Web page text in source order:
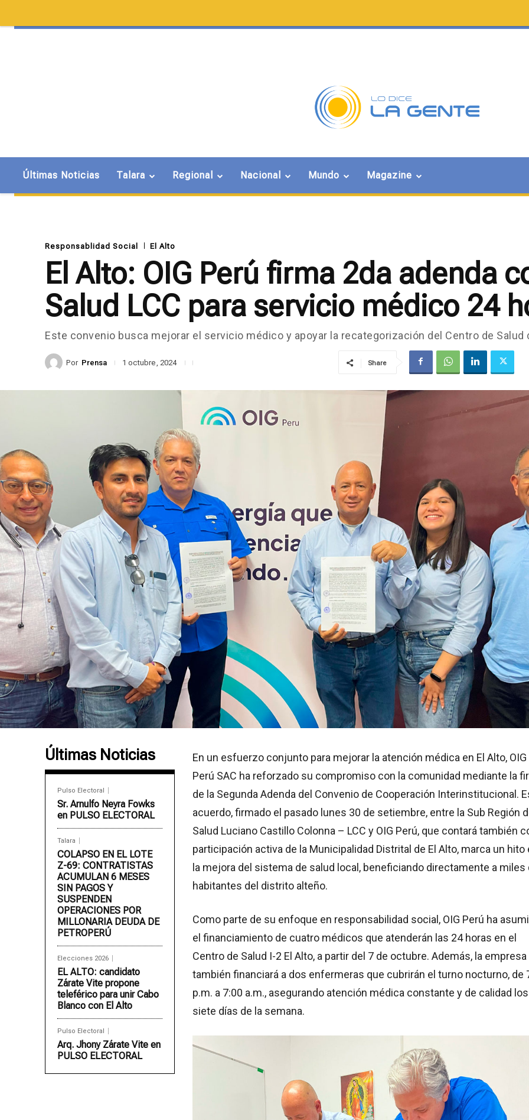
Últimas Noticias Talara Regional Nacional Mundo Magazine
Responsablidad Social El Alto
El Alto: OIG Perú firma 2da adenda
Salud LCC para servicio médico 24
Este convenio busca mejorar el servicio médico y apoyar la recategorización del Centro de Salud
Por Prensa 1 octubre, 2024 Share
Últimas Noticias
Pulso Electoral
Sr. Arnulfo Neyra Fowks
en PULSO ELECTORAL
Talara
COLAPSO EN EL LOTE
Z-69: CONTRATISTAS
ACUMULAN 6 MESES
SIN PAGOS Y
SUSPENDEN
OPERACIONES POR
MILLONARIA DEUDA DE
PETROPERÚ
Elecciones 2026
EL ALTO: candidato
Zárate Vite propone
teleférico para unir Cabo
Blanco con El Alto
Pulso Electoral
Arq. Jhony Zárate Vite en
PULSO ELECTORAL
En un esfuerzo conjunto para mejorar la atención médica en El Alto, OIG
Perú SAC ha reforzado su compromiso con la comunidad mediante la
de la Segunda Adenda del Convenio de Cooperación Interinstitucional.
acuerdo, firmado el pasado lunes 30 de setiembre, entre la Sub Región
Salud Luciano Castillo Colonna – LCC y OIG Perú, que contará también
participación activa de la Municipalidad Distrital de El Alto, marca un hito
la mejora del sistema de salud local, beneficiando directamente a miles
habitantes del distrito alteño.
Como parte de su enfoque en responsabilidad social, OIG Perú ha
el financiamiento de cuatro médicos que atenderán las 24 horas en el
Centro de Salud I-2 El Alto, a partir del 7 de octubre. Además, la empresa
también financiará a dos enfermeras que cubrirán el turno nocturno, de
p.m. a 7:00 a.m., asegurando atención médica constante y de calidad los
siete días de la semana.